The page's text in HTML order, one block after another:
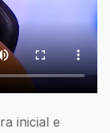
inicial e